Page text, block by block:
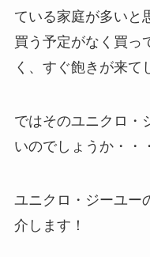
ている家庭が多いと
買う予定がなく買っ
く、すぐ飽きが来て
ではそのユニクロ・
いのでしょうか・・・
ユニクロ・ジーユー
介します！